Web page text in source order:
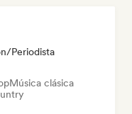
Periodista
Música clásica